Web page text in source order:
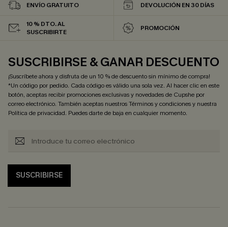
ENVÍO GRATUITO DEVOLUCIÓN EN 30 DÍAS
10 % DTO. AL
SUSCRIBIRTE
PROMOCIÓN
SUSCRIBIRSE & GANAR DESCUENTO
¡Suscríbete ahora y disfruta de un 10 % de descuento sin mínimo de compra!
*Un código por pedido. Cada código es válido una sola vez. Al hacer clic en este
botón, aceptas recibir promociones exclusivas y novedades de Cupshe por
correo electrónico. También aceptas nuestrosTérminos y condicionesy nuestra
Política de privacidad. Puedes darte de baja en cualquier momento.
SUSCRIBIRSE